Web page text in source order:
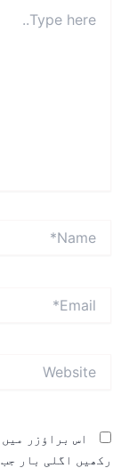
اس براؤزر میں
اگلی بار جب